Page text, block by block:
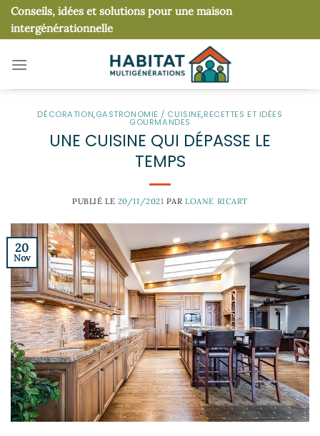
Passer
au
contenu
Conseils, idées et solutions pour une maison
intergénérationnelle
DÉCORATION,GASTRONOMIE / CUISINE,RECETTES ET IDÉES
GOURMANDES
UNE CUISINE QUI DÉPASSE LE
TEMPS
PUBLIÉ LE 20/11/2021 PARLOANE RICART
20
Nov